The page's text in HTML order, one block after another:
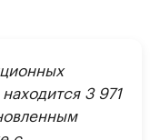
3 971